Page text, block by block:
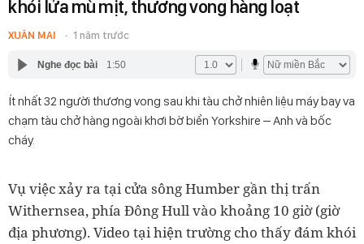
khói lửa mù mịt, thương vong hàng loạt
XUÂN MAI 1 năm trước
Nghe đọc bài 1:50
Ít nhất 32 người thương vong sau khi tàu chở nhiên liệu máy bay va
chạm tàu chở hàng ngoài khơi bờ biển Yorkshire – Anh và bốc
cháy.
Vụ việc xảy ra tại cửa sông Humber gần thị trấn
Withernsea, phía Đông Hull vào khoảng 10 giờ (giờ
địa phương). Video tại hiện trường cho thấy đám khói